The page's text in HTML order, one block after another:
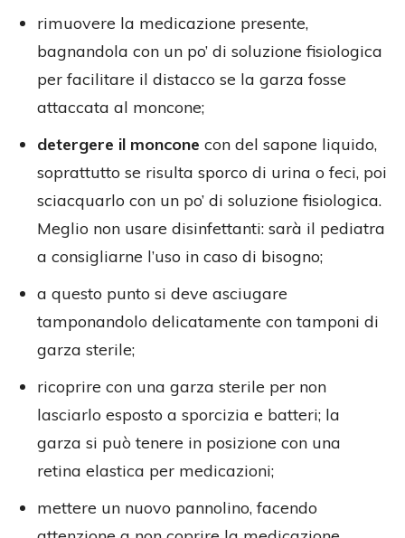
rimuovere la medicazione presente,
bagnandola con un po’ di soluzione fisiologica
per facilitare il distacco se la garza fosse
attaccata al moncone;
detergere il moncone con del sapone liquido,
soprattutto se risulta sporco di urina o feci, poi
sciacquarlo con un po’ di soluzione fisiologica.
Meglio non usare disinfettanti: sarà il pediatra
a consigliarne l’uso in caso di bisogno;
a questo punto si deve asciugare
tamponandolo delicatamente con tamponi di
garza sterile;
ricoprire con una garza sterile per non
lasciarlo esposto a sporcizia e batteri; la
garza si può tenere in posizione con una
retina elastica per medicazioni;
mettere un nuovo pannolino, facendo